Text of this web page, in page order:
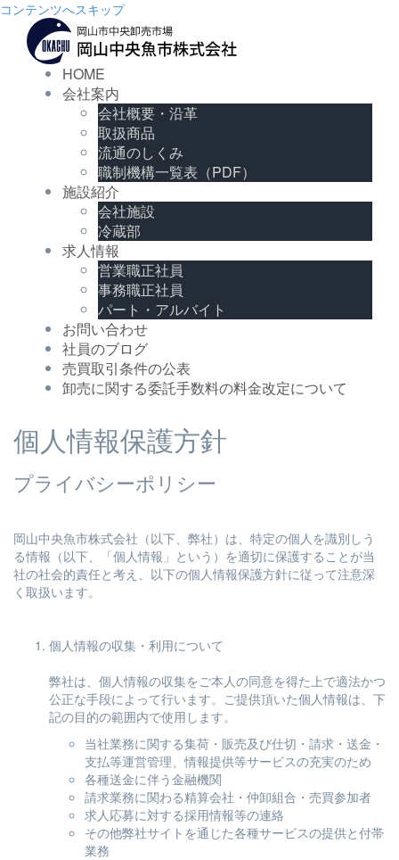
コンテンツへスキップ
HOME
会社案内
会社概要・沿革
取扱商品
流通のしくみ
職制機構一覧表（PDF）
施設紹介
会社施設
冷蔵部
求人情報
営業職正社員
事務職正社員
パート・アルバイト
お問い合わせ
社員のブログ
売買取引条件の公表
卸売に関する委託手数料の料金改定について
個人情報保護方針
プライバシーポリシー
岡山中央魚市株式会社（以下、弊社）は、特定の個人を識別しう
る情報（以下、「個人情報」という）を適切に保護することが当
社の社会的責任と考え、以下の個人情報保護方針に従って注意深
く取扱います。
個人情報の収集・利用について
弊社は、個人情報の収集をご本人の同意を得た上で適法かつ
公正な手段によって行います。ご提供頂いた個人情報は、下
記の目的の範囲内で使用します。
当社業務に関する集荷・販売及び仕切・請求・送金・
支払等運営管理、情報提供等サービスの充実のため
各種送金に伴う金融機関
請求業務に関わる精算会社・仲卸組合・売買参加者
求人応募に対する採用情報等の連絡
その他弊社サイトを通じた各種サービスの提供と付帯
業務